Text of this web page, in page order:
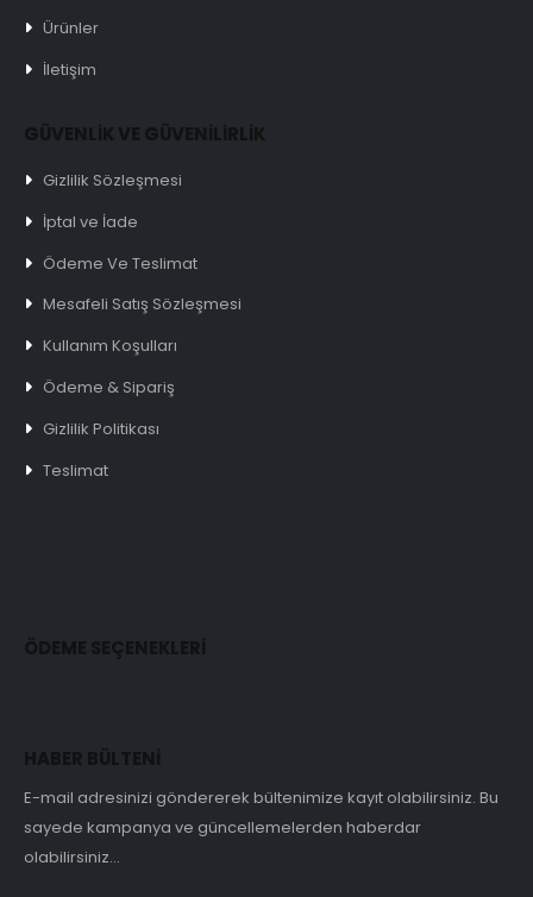
Ürünler
İletişim
GÜVENLİK VE GÜVENİLİRLİK
Gizlilik Sözleşmesi
İptal ve İade
Ödeme Ve Teslimat
Mesafeli Satış Sözleşmesi
Kullanım Koşulları
Ödeme & Sipariş
Gizlilik Politikası
Teslimat
ÖDEME SEÇENEKLERİ
HABER BÜLTENİ
E-mail adresinizi göndererek bültenimize kayıt olabilirsiniz. Bu
sayede kampanya ve güncellemelerden haberdar
olabilirsiniz...